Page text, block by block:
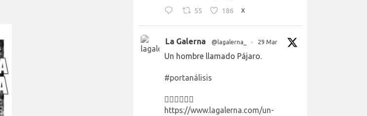
55 186 X
La Galerna @lagalerna_ · 29 Mar
Un hombre llamado Pájaro.
#portanálisis
👉🏻👉🏻👉🏻
https://www.lagalerna.com/un-